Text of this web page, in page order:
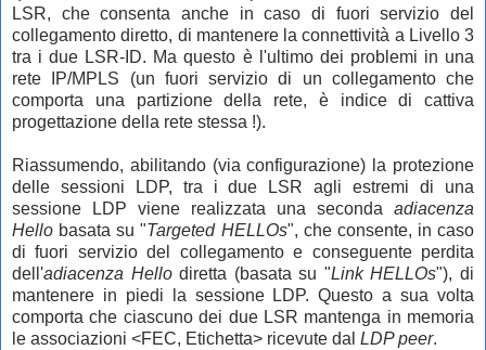
LSR, che consenta anche in caso di fuori servizio del
collegamento diretto, di mantenere la connettività a Livello 3
tra i due LSR-ID. Ma questo è l'ultimo dei problemi in una
rete IP/MPLS (un fuori servizio di un collegamento che
comporta una partizione della rete, è indice di cattiva
progettazione della rete stessa !).
Riassumendo, abilitando (via configurazione) la protezione
delle sessioni LDP, tra i due LSR agli estremi di una
sessione LDP viene realizzata una seconda adiacenza
Hello basata su "Targeted HELLOs", che consente, in caso
di fuori servizio del collegamento e conseguente perdita
dell'adiacenza Hellodiretta (basata su "Link HELLOs"), di
mantenere in piedi la sessione LDP. Questo a sua volta
comporta che ciascuno dei due LSR mantenga in memoria
le associazioni <FEC, Etichetta> ricevute dal LDP peer.